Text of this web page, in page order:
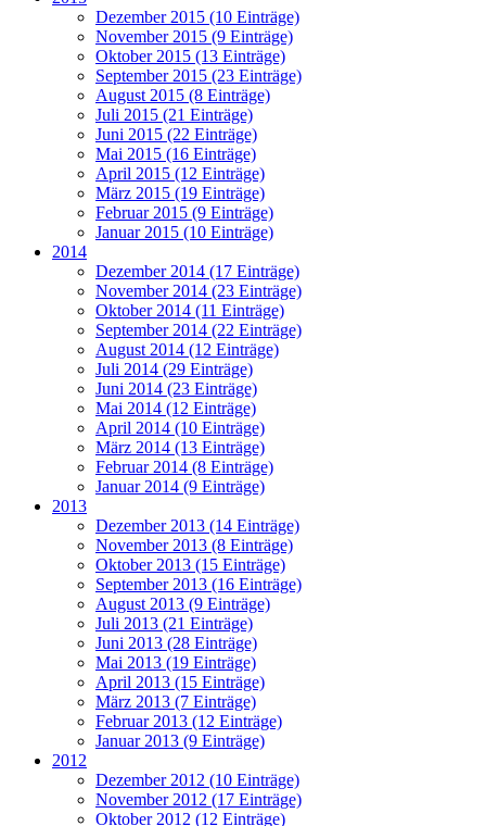
Dezember 2015 (10 Einträge)
November 2015 (9 Einträge)
Oktober 2015 (13 Einträge)
September 2015 (23 Einträge)
August 2015 (8 Einträge)
Juli 2015 (21 Einträge)
Juni 2015 (22 Einträge)
Mai 2015 (16 Einträge)
April 2015 (12 Einträge)
März 2015 (19 Einträge)
Februar 2015 (9 Einträge)
Januar 2015 (10 Einträge)
2014
Dezember 2014 (17 Einträge)
November 2014 (23 Einträge)
Oktober 2014 (11 Einträge)
September 2014 (22 Einträge)
August 2014 (12 Einträge)
Juli 2014 (29 Einträge)
Juni 2014 (23 Einträge)
Mai 2014 (12 Einträge)
April 2014 (10 Einträge)
März 2014 (13 Einträge)
Februar 2014 (8 Einträge)
Januar 2014 (9 Einträge)
2013
Dezember 2013 (14 Einträge)
November 2013 (8 Einträge)
Oktober 2013 (15 Einträge)
September 2013 (16 Einträge)
August 2013 (9 Einträge)
Juli 2013 (21 Einträge)
Juni 2013 (28 Einträge)
Mai 2013 (19 Einträge)
April 2013 (15 Einträge)
März 2013 (7 Einträge)
Februar 2013 (12 Einträge)
Januar 2013 (9 Einträge)
2012
Dezember 2012 (10 Einträge)
November 2012 (17 Einträge)
Oktober 2012 (12 Einträge)